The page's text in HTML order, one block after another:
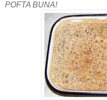
POFTA BUNA!